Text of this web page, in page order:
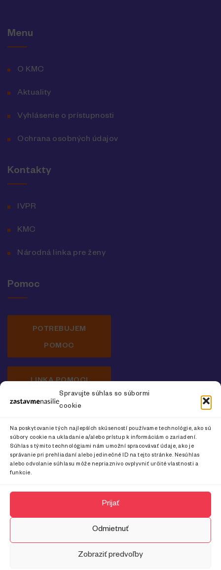
Spravujte súhlas so súbormi
cookie
Na poskytovanie tých najlepších skúseností používame technológie, ako sú
súbory cookie na ukladanie a/alebo prístup k informáciám o zariadení.
Súhlas s týmito technológiami nám umožní spracovávať údaje, ako je
správanie pri prehliadaní alebo jedinečné ID na tejto stránke. Nesúhlas
alebo odvolanie súhlasu môže nepriaznivo ovplyvniť určité vlastnosti a
funkcie.
Prijať
Odmietnuť
Zobraziť predvoľby
Menu
O KMC
Aktuality
Vyhlásenie o prístupnosti
Ochrana osobných údajov
Kontakty
IVPR
KMC
Národná linka pre ženy
Pomoc
POTREBUJEM
POMOC
LINKA POMOCI
Newsletter o prevencii násilia na ženách
CHCEM ODOBERAŤ